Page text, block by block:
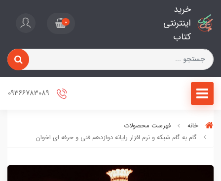
خرید
اینترنتی
کتاب
0
خانه
فهرست محصولات
گام به گام شبکه و نرم افزار رایانه دوازدهم فنی و حرفه ای اخوان